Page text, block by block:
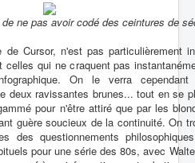
ne pas avoir codé des ceintures de
Cursor, n'est pas particulièrement
qui ne craquent pas
On le verra cependant
deux ravissantes brunes... tout en se
pour n'être attiré que par les
guère soucieux de la continuité. On
des questionnements
pour une série des 80s, avec